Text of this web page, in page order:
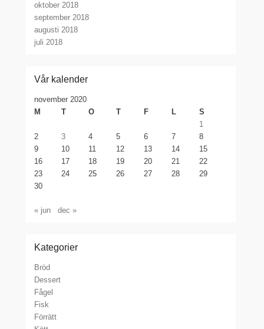
oktober 2018
september 2018
augusti 2018
juli 2018
Vår kalender
november 2020
M
T O T F L
S
1
2
3 4 5 6 7
8
9
10 11 12 13 14
15
16
17 18 19 20 21
22
23
24 25 26 27 28
29
30
« jun dec »
Kategorier
Bröd
Dessert
Fågel
Fisk
Förrätt